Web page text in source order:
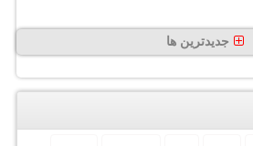
جدیدترین ها